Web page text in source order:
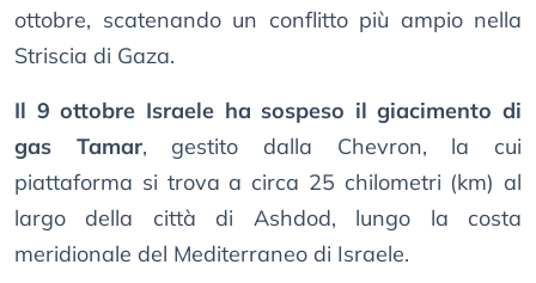
ottobre, scatenando un conflitto più ampio nella
Striscia di Gaza.
Il 9 ottobre Israele ha sospeso il giacimento di
gas Tamar, gestito dalla Chevron, la cui
piattaforma si trova a circa 25 chilometri (km) al
largo della città di Ashdod, lungo la costa
meridionale del Mediterraneo di Israele.